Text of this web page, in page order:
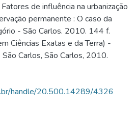
de influência na urbanização
permanente : O caso da
- São Carlos. 2010. 144 f.
Ciências Exatas e da Terra) -
Carlos, São Carlos, 2010.
handle/20.500.14289/4326